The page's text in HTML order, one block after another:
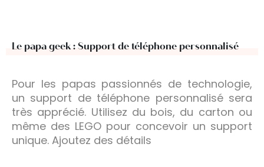
Le papa geek : Support de téléphone personnalisé
Pour les papas passionnés de technologie,
un support de téléphone personnalisé sera
très apprécié. Utilisez du bois, du carton ou
même des LEGO pour concevoir un support
unique. Ajoutez des détails